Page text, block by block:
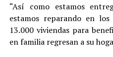
“Así como estamos
estamos reparando en
13.000 viviendas para
en familia regresan a su